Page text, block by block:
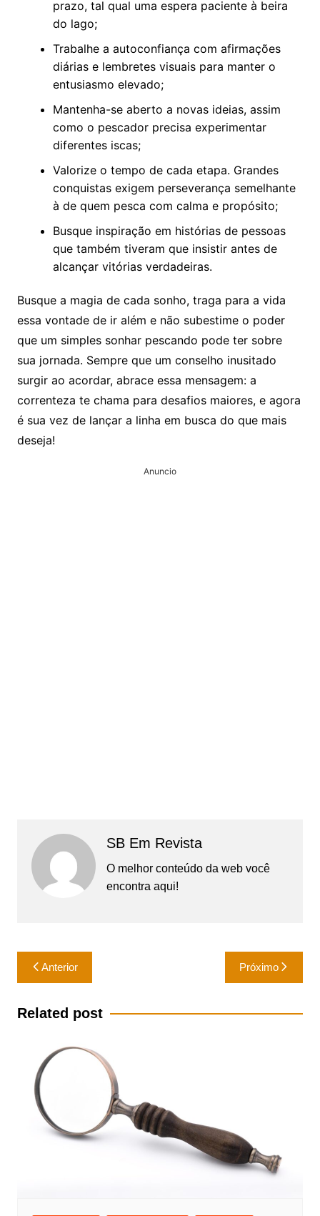
prazo, tal qual uma espera paciente à beira
do lago;
Trabalhe a autoconfiança com afirmações
diárias e lembretes visuais para manter o
entusiasmo elevado;
Mantenha-se aberto a novas ideias, assim
como o pescador precisa experimentar
diferentes iscas;
Valorize o tempo de cada etapa. Grandes
conquistas exigem perseverança semelhante
à de quem pesca com calma e propósito;
Busque inspiração em histórias de pessoas
que também tiveram que insistir antes de
alcançar vitórias verdadeiras.
Busque a magia de cada sonho, traga para a vida
essa vontade de ir além e não subestime o poder
que um simples sonhar pescando pode ter sobre
sua jornada. Sempre que um conselho inusitado
surgir ao acordar, abrace essa mensagem: a
correnteza te chama para desafios maiores, e agora
é sua vez de lançar a linha em busca do que mais
deseja!
Anuncio
SB Em Revista
O melhor conteúdo da web você
encontra aqui!
Navegação
de
Post
Anterior Próximo
Related post